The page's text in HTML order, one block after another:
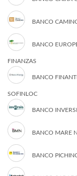
BANCO
BANCO
FINANZAS
BANCO
SOFINLOC
BANCO
BANCO MARE
BANCO